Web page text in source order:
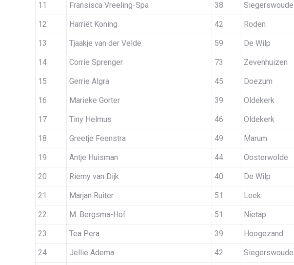
11 Fransisca Vreeling-Spa 38 Siegerswoude
12 Harriët Koning 42 Roden
13 Tjaakje van der Velde 59 De Wilp
14 Corrie Sprenger 73 Zevenhuizen
15 Gerrie Algra 45 Doezum
16 Marieke Gorter 39 Oldekerk
17 Tiny Helmus 46 Oldekerk
18 Greetje Feenstra 49 Marum
19 Antje Huisman 44 Oosterwolde
20 Riemy van Dijk 40 De Wilp
21 Marjan Ruiter 51 Leek
22 M. Bergsma-Hof 51 Nietap
23 Tea Pera 39 Hoogezand
24 Jellie Adema 42 Siegerswoude